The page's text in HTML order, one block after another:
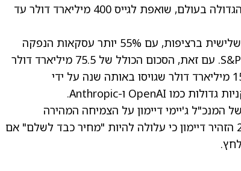
, מנהלת הנכסים הגדולה בעולם, שואפת לגייס 400 מיליארד דולר עד
ב-2025, היקף הנפקות המניות החדשות בארה"ב עלה שנה שלישית ברציפות, עם 55% יותר עסקאות הנפקה
. עם זאת, הסכום הכולל של 75.5 מיליארד דולר
שגויס על ידי חברות בהנפקות שלהן מתגמד מול שיא של 150 מיליארד דולר שגויסו באותה שנה על ידי
המנכ"ל ג'יימי דיימון על הצמיחה המהירה
והאקספוננציאלית של מגזר השוק הפרטי. למשל, במאי 2024 הזהיר דיימון כי עלולה להיות "מחיר כבד לשלם" אם